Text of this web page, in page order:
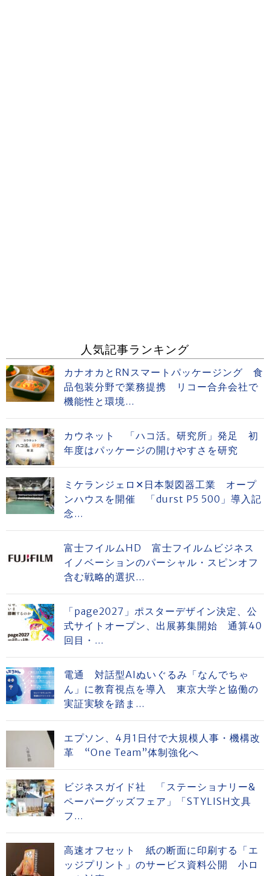
人気記事ランキング
カナオカとRNスマートパッケージング 食
品包装分野で業務提携 リコー合弁会社で
機能性と環境...
カウネット 「ハコ活。研究所」発足 初
年度はパッケージの開けやすさを研究
ミケランジェロ✕日本製図器工業 オープ
ンハウスを開催 「durst P5 500」導入記
念...
富士フイルムHD 富士フイルムビジネス
イノベーションのパーシャル・スピンオフ
含む戦略的選択...
「page2027」ポスターデザイン決定、公
式サイトオープン、出展募集開始 通算40
回目・...
電通 対話型AIぬいぐるみ「なんでちゃ
ん」に教育視点を導入 東京大学と協働の
実証実験を踏ま...
エプソン、4月1日付で大規模人事・機構改
革 “One Team”体制強化へ
ビジネスガイド社 「ステーショナリー&
ペーパーグッズフェア」「STYLISH文具
フ...
高速オフセット 紙の断面に印刷する「エ
ッジプリント」のサービス資料公開 小ロ